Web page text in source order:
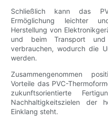
Schließlich kann das
Ermöglichung leichter
Herstellung von
und beim Transport und
verbrauchen, wodurch die
werden.
Zusammengenommen
Vorteile das PVC-
zukunftsorientierte
Nachhaltigkeitszielen der
Einklang steht.